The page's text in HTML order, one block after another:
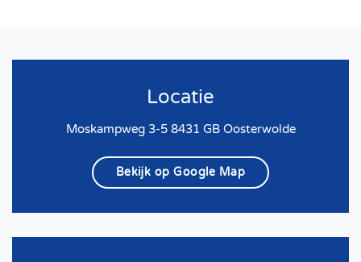
Locatie
Moskampweg 3-5 8431 GB Oosterwolde
Bekijk op Google Map